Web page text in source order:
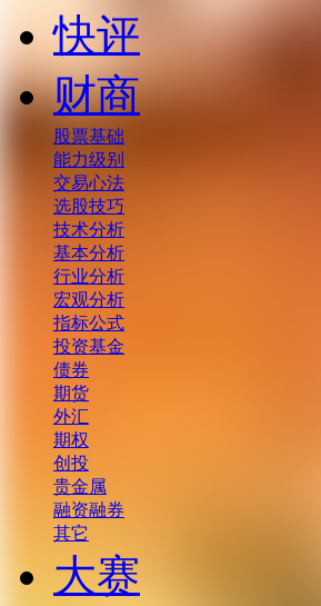
快评
财商
股票基础
能力级别
交易心法
选股技巧
技术分析
基本分析
行业分析
宏观分析
指标公式
投资基金
债券
期货
外汇
期权
创投
贵金属
融资融券
其它
大赛